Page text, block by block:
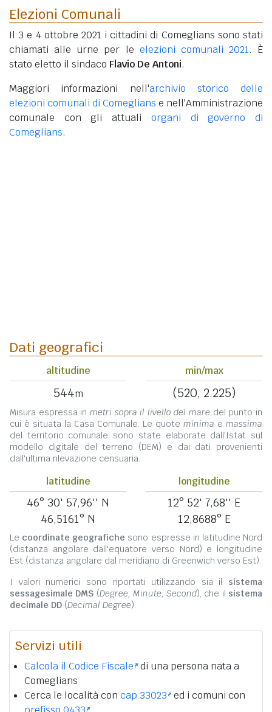
Elezioni Comunali
Il 3 e 4 ottobre 2021 i cittadini di Comeglians sono stati
chiamati alle urne per le elezioni comunali 2021. È
stato eletto il sindaco Flavio De Antoni.
Maggiori informazioni nell'archivio storico delle
elezioni comunali di Comeglians e nell'Amministrazione
comunale con gli attuali organi di governo di
Comeglians.
Dati geografici
altitudine
544m
min/max
(520, 2.225)
Misura espressa in metri sopra il livello del mare del punto in
cui è situata la Casa Comunale. Le quote minima e massima
del territorio comunale sono state elaborate dall'Istat sul
modello digitale del terreno (DEM) e dai dati provenienti
dall'ultima rilevazione censuaria.
latitudine
46° 30' 57,96'' N
46,5161° N
longitudine
12° 52' 7,68'' E
12,8688° E
Le coordinate geografiche sono espresse in latitudine Nord
(distanza angolare dall'equatore verso Nord) e longitudine
Est (distanza angolare dal meridiano di Greenwich verso Est).
I valori numerici sono riportati utilizzando sia il sistema
sessagesimale DMS (Degree, Minute, Second), che il sistema
decimale DD (Decimal Degree).
Servizi utili
Calcola il Codice Fiscale di una persona nata a
Comeglians
Cerca le località con cap 33023 ed i comuni con